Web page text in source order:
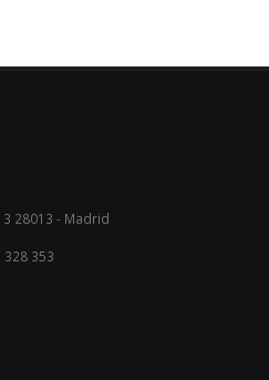
28013 - Madrid
353